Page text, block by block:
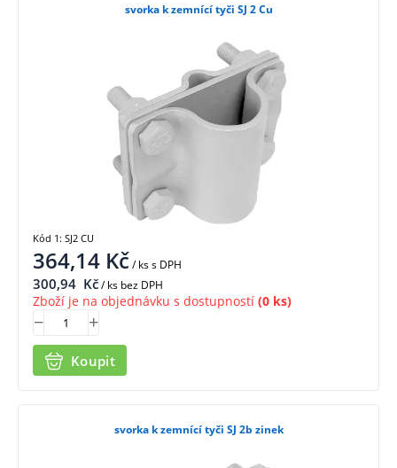
svorka k zemnící tyči SJ 2 Cu
364,14 Kč/ kss DPH
300,94 Kč/ ks bez DPH
Zboží je na objednávku s dostupností (0 ks)
Koupit
Kód 1: SJ2 CU
svorka k zemnící tyči SJ 2b zinek